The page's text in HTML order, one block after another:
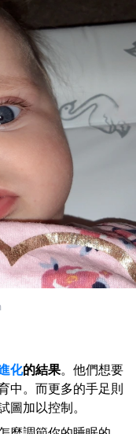
化的結果。他們想要
中。而更多的手足則
圖加以控制。